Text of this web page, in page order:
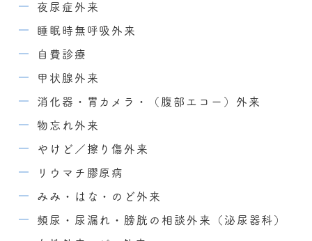
夜尿症外来
睡眠時無呼吸外来
自費診療
甲状腺外来
消化器・胃カメラ・（腹部エコー）外来
物忘れ外来
やけど／擦り傷外来
リウマチ膠原病
みみ・はな・のど外来
頻尿・尿漏れ・膀胱の相談外来（泌尿器科）